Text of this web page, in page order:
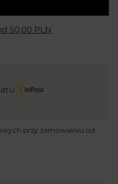
50,00 PLN
przy zamówieniu od